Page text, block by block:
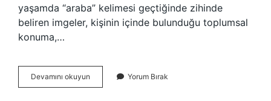
yaşamda “araba” kelimesi geçtiğinde zihinde
beliren imgeler, kişinin içinde bulunduğu toplumsal
konuma,…
Devamını okuyun
kelimesi
Yorum Bırak